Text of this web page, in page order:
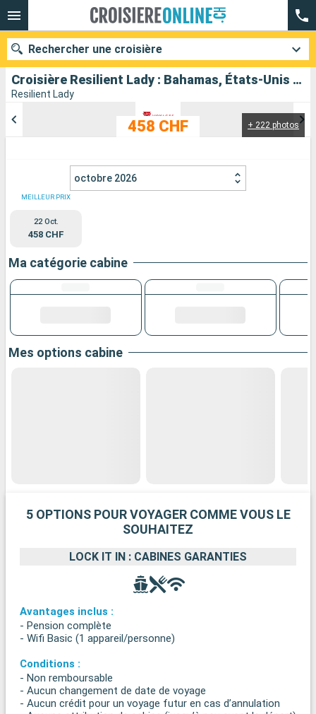
Croisière Resilient Lady : Bahamas, États-Unis au départ de Miami
Resilient Lady
+ 222 photos
458 CHF
octobre 2026
MEILLEUR PRIX
22 Oct.
458 CHF
Ma catégorie cabine
Mes options cabine
5 OPTIONS POUR VOYAGER COMME VOUS LE
SOUHAITEZ
LOCK IT IN : CABINES GARANTIES
Avantages inclus :
- Pension complète
- Wifi Basic (1 appareil/personne)
Conditions :
- Non remboursable
- Aucun changement de date de voyage
- Aucun crédit pour un voyage futur en cas d’annulation
Rechercher une croisière
Ports Compagnies